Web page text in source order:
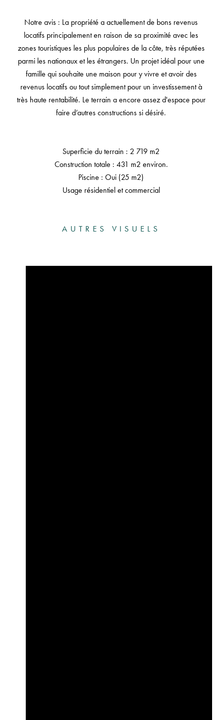
Notre avis : La propriété a actuellement de bons revenus
locatifs principalement en raison de sa proximité avec les
zones touristiques les plus populaires de la côte, très réputées
parmi les nationaux et les étrangers. Un projet idéal pour une
famille qui souhaite une maison pour y vivre et avoir des
revenus locatifs ou tout simplement pour un investissement à
très haute rentabilité. Le terrain a encore assez d'espace pour
faire d’autres constructions si désiré.
Superficie du terrain : 2 719 m2
Construction totale : 431 m2 environ.
Piscine : Oui (25 m2)
Usage résidentiel et commercial
AUTRES VISUELS